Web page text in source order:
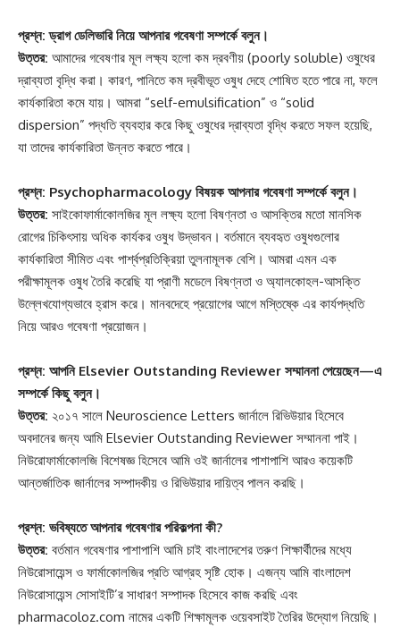
প্রশ্ন: ড্রাগ ডেলিভারি নিয়ে আপনার গবেষণা সম্পর্কে বলুন।
উত্তর: আমাদের গবেষণার মূল লক্ষ্য হলো কম দ্রবণীয় (poorly soluble) ওষুধের
দ্রাব্যতা বৃদ্ধি করা। কারণ, পানিতে কম দ্রবীভূত ওষুধ দেহে শোষিত হতে পারে না, ফলে
কার্যকারিতা কমে যায়। আমরা “self-emulsification” ও “solid
dispersion” পদ্ধতি ব্যবহার করে কিছু ওষুধের দ্রাব্যতা বৃদ্ধি করতে সফল হয়েছি,
যা তাদের কার্যকারিতা উন্নত করতে পারে।
প্রশ্ন: Psychopharmacology বিষয়ক আপনার গবেষণা সম্পর্কে বলুন।
উত্তর: সাইকোফার্মাকোলজির মূল লক্ষ্য হলো বিষণ্নতা ও আসক্তির মতো মানসিক
রোগের চিকিৎসায় অধিক কার্যকর ওষুধ উদ্ভাবন। বর্তমানে ব্যবহৃত ওষুধগুলোর
কার্যকারিতা সীমিত এবং পার্শ্বপ্রতিক্রিয়া তুলনামূলক বেশি। আমরা এমন এক
পরীক্ষামূলক ওষুধ তৈরি করেছি যা প্রাণী মডেলে বিষণ্নতা ও অ্যালকোহল-আসক্তি
উল্লেখযোগ্যভাবে হ্রাস করে। মানবদেহে প্রয়োগের আগে মস্তিষ্কে এর কার্যপদ্ধতি
নিয়ে আরও গবেষণা প্রয়োজন।
প্রশ্ন: আপনি Elsevier Outstanding Reviewer সম্মাননা পেয়েছেন—এ
সম্পর্কে কিছু বলুন।
উত্তর: ২০১৭ সালে Neuroscience Letters জার্নালে রিভিউয়ার হিসেবে
অবদানের জন্য আমি Elsevier Outstanding Reviewer সম্মাননা পাই।
নিউরোফার্মাকোলজি বিশেষজ্ঞ হিসেবে আমি ওই জার্নালের পাশাপাশি আরও কয়েকটি
আন্তর্জাতিক জার্নালের সম্পাদকীয় ও রিভিউয়ার দায়িত্ব পালন করছি।
প্রশ্ন: ভবিষ্যতে আপনার গবেষণার পরিকল্পনা কী?
উত্তর: বর্তমান গবেষণার পাশাপাশি আমি চাই বাংলাদেশের তরুণ শিক্ষার্থীদের মধ্যে
নিউরোসায়েন্স ও ফার্মাকোলজির প্রতি আগ্রহ সৃষ্টি হোক। এজন্য আমি বাংলাদেশ
নিউরোসায়েন্স সোসাইটি’র সাধারণ সম্পাদক হিসেবে কাজ করছি এবং
pharmacoloz.com নামের একটি শিক্ষামূলক ওয়েবসাইট তৈরির উদ্যোগ নিয়েছি।